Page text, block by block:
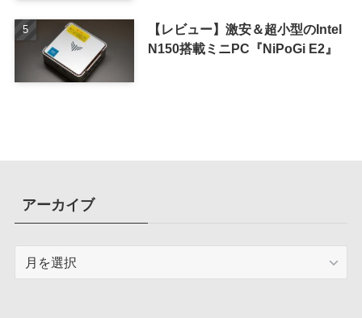
【レビュー】激安＆超小型のIntel
N150搭載ミニPC『NiPoGi E2』
アーカイブ